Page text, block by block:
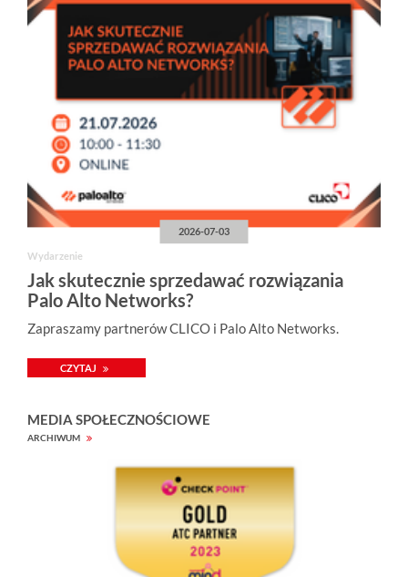
2026-07-03
Wydarzenie
Jak skutecznie sprzedawać rozwiązania
Palo Alto Networks?
Zapraszamy partnerów CLICO i Palo Alto Networks.
CZYTAJ
MEDIA SPOŁECZNOŚCIOWE
ARCHIWUM